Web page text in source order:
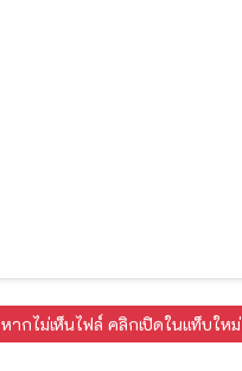
หากไม่เห็นไฟล์ คลิกเปิดในแท็บใหม่